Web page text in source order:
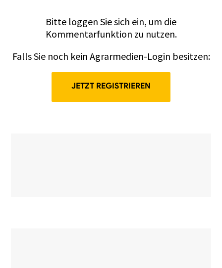
Bitte loggen Sie sich ein, um die
Kommentarfunktion zu nutzen.
Falls Sie noch kein Agrarmedien-Login besitzen:
JETZT REGISTRIEREN